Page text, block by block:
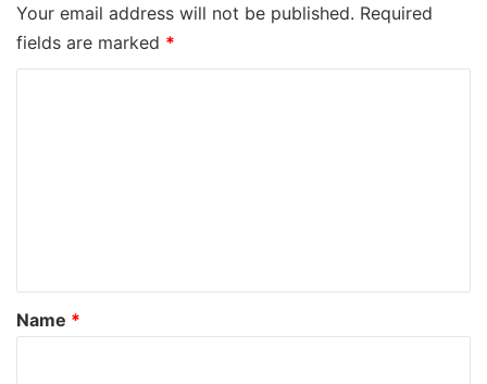
Your email address will not be published. Required
fields are marked *
*
Name *